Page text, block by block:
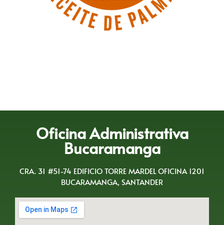
Oficina Administrativa
Bucaramanga
CRA. 31 #51-74 EDIFICIO TORRE MARDEL OFICINA 1201
BUCARAMANGA, SANTANDER